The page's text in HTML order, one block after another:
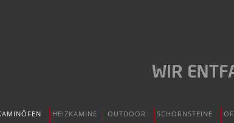
HEIZKAMINE OUTDOOR SCHORNSTEINE